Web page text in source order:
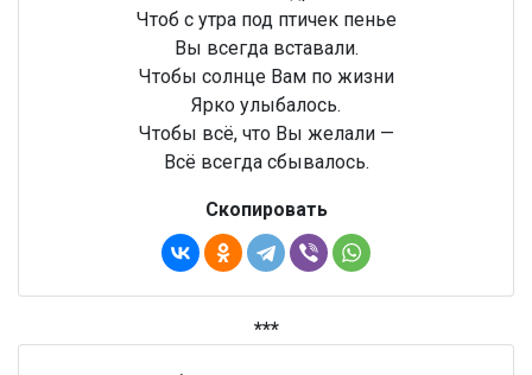
Чтоб с утра под птичек пенье
Вы всегда вставали.
Чтобы солнце Вам по жизни
Ярко улыбалось.
Чтобы всё, что Вы желали —
Всё всегда сбывалось.
Скопировать
***